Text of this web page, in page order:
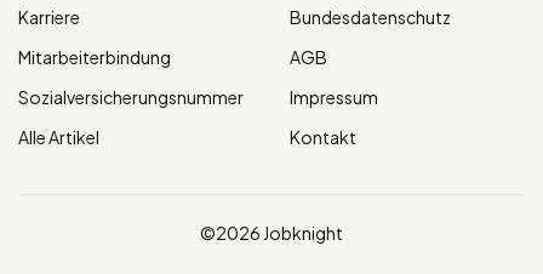
Karriere
Mitarbeiterbindung
Sozialversicherungsnummer
Alle Artikel
Bundesdatenschutz
AGB
Impressum
Kontakt
©2026 Jobknight